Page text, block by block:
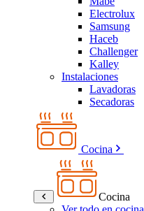
Electrolux
Samsung
Haceb
Challenger
Kalley
Instalaciones
Lavadoras
Secadoras
Cocina
Cocina